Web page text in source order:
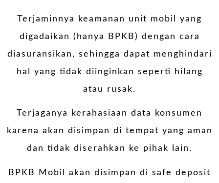
Terjaminnya keamanan unit mobil yang
digadaikan (hanya BPKB) dengan cara
diasuransikan, sehingga dapat menghindari
hal yang tidak diinginkan seperti hilang
atau rusak.
Terjaganya kerahasiaan data konsumen
karena akan disimpan di tempat yang aman
dan tidak diserahkan ke pihak lain.
BPKB Mobil akan disimpan di safe deposit